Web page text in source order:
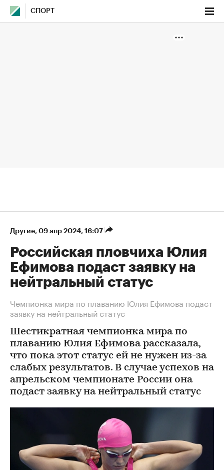
СПОРТ
Другие⁠, 09 апр 2024, 16:07
Российская пловчиха Юлия
Ефимова подаст заявку на
нейтральный статус
Чемпионка мира по плаванию Юлия Ефимова подаст
заявку на нейтральный статус
Шестикратная чемпионка мира по
плаванию Юлия Ефимова рассказала,
что пока этот статус ей не нужен из-за
слабых результатов. В случае успехов на
апрельском чемпионате России она
подаст заявку на нейтральный статус